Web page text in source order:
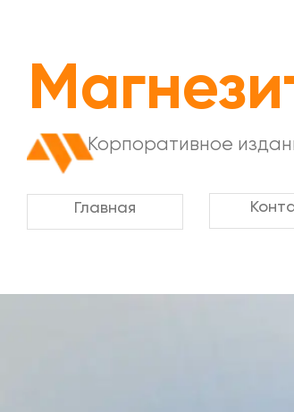
Корпоративное
Главная